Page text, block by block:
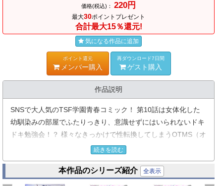
価格(税込)： 220円
最大30ポイントプレゼント
合計最大15％還元!
気になる作品に追加
ポイント還元
メンバー購入
再ダウンロード7日間
ゲスト購入
作品説明
SNSで大人気のTSF学園青春コミック！ 第10話は女体化した
幼馴染みの部屋でふたりっきり、意識せずにはいられないドキ
ドキ勉強会！？ 様々なきっかけで性転換してしまうOTMS（オ
トメス）体質の生徒が多数在籍している男子中学校、通称TS学
園では1学期の期末テストが近づき、勉強が得意ではないコー
タは浮足立っていた。見かねた幼馴染みの少年ナギサは勉強会
を提案、親友が女体化体質になってからは初めての泊りとなる
続きを読む
本作品のシリーズ紹介 全表示